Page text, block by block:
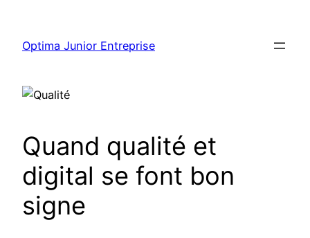
contenu
Optima Junior Entreprise
Quand qualité et
digital se font bon
signe